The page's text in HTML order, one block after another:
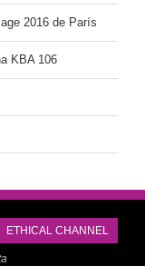
2016 de París
KBA 106
ETHICAL CHANNEL